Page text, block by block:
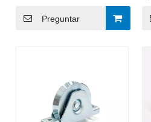
resistencia: rodamiento
suave con medio soporte
Preguntar